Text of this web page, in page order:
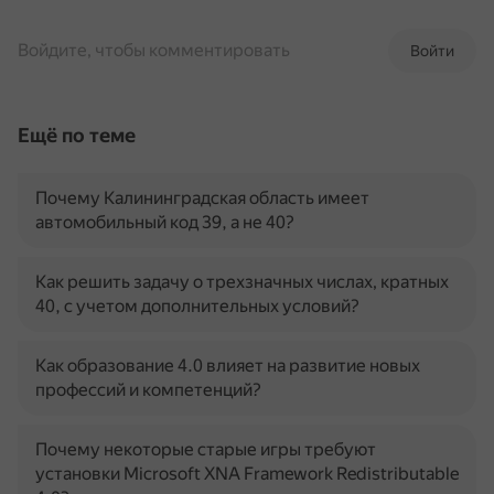
Войти
Войдите, чтобы комментировать
Ещё по теме
Почему Калининградская область имеет
автомобильный код 39, а не 40?
Как решить задачу о трехзначных числах, кратных
40, с учетом дополнительных условий?
Как образование 4.0 влияет на развитие новых
профессий и компетенций?
Почему некоторые старые игры требуют
установки Microsoft XNA Framework Redistributable